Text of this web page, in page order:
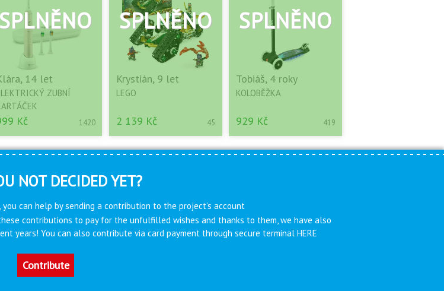
14 let
ZUBNÍ
Kč 1420
Krystián, 9 let
LEGO
2 139 Kč 45
Tobiáš, 4 roky
KOLOBĚŽKA
929 Kč 419
NOT DECIDED YET?
can help by sending a contribution to the project’s account
contributions to pay for the unfulfilled wishes and thanks to them, we have also
years! You can also contribute via card payment through secure terminal HERE
Contribute